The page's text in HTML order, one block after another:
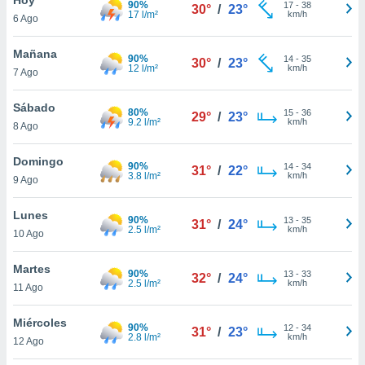
en
más
nuestra
de
cookies
aceptar
6 Ago
90%
17 l/m²
30° / 23° 17- 38
km/h
Mañana
7 Ago
90%
12 l/m²
30° / 23° 14- 35
km/h
Sábado
8 Ago
80%
9.2 l/m²
29° / 23° 15- 36
km/h
Domingo
9 Ago
90%
3.8 l/m²
31° / 22° 14- 34
km/h
Lunes
10 Ago
90%
2.5 l/m²
31° / 24° 13- 35
km/h
Martes
11 Ago
90%
2.5 l/m²
32° / 24° 13- 33
km/h
Miércoles
12 Ago
90%
2.8 l/m²
31° / 23° 12- 34
km/h